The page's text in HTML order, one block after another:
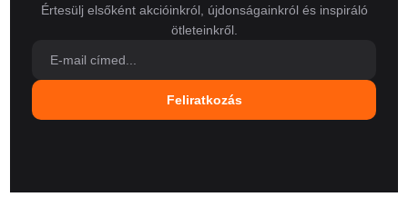
Értesülj elsőként akcióinkról, újdonságainkról és inspiráló
ötleteinkről.
Feliratkozás